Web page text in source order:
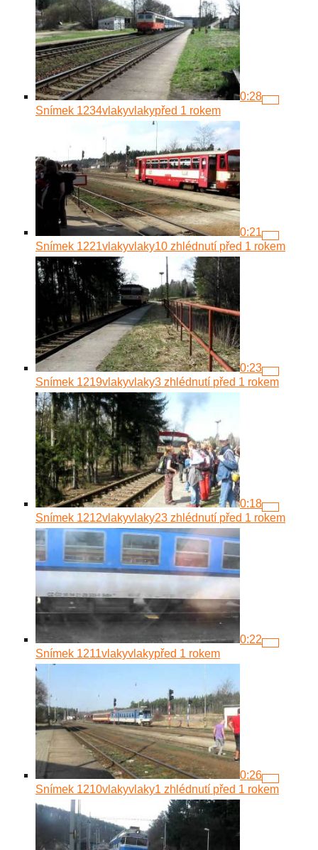
0:28
Snímek 1234vlakyvlakypřed 1 rokem
0:21
Snímek 1221vlakyvlaky10 zhlédnutí před 1 rokem
0:23
Snímek 1219vlakyvlaky3 zhlédnutí před 1 rokem
0:18
Snímek 1212vlakyvlaky23 zhlédnutí před 1 rokem
0:22
Snímek 1211vlakyvlakypřed 1 rokem
0:26
Snímek 1210vlakyvlaky1 zhlédnutí před 1 rokem